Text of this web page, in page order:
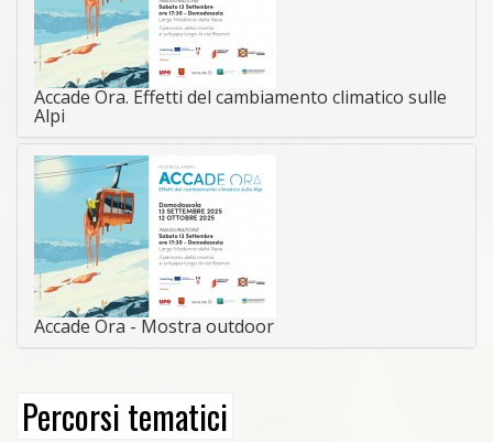
Accade Ora. Effetti del cambiamento climatico sulle
Alpi
Accade Ora - Mostra outdoor
Percorsi tematici